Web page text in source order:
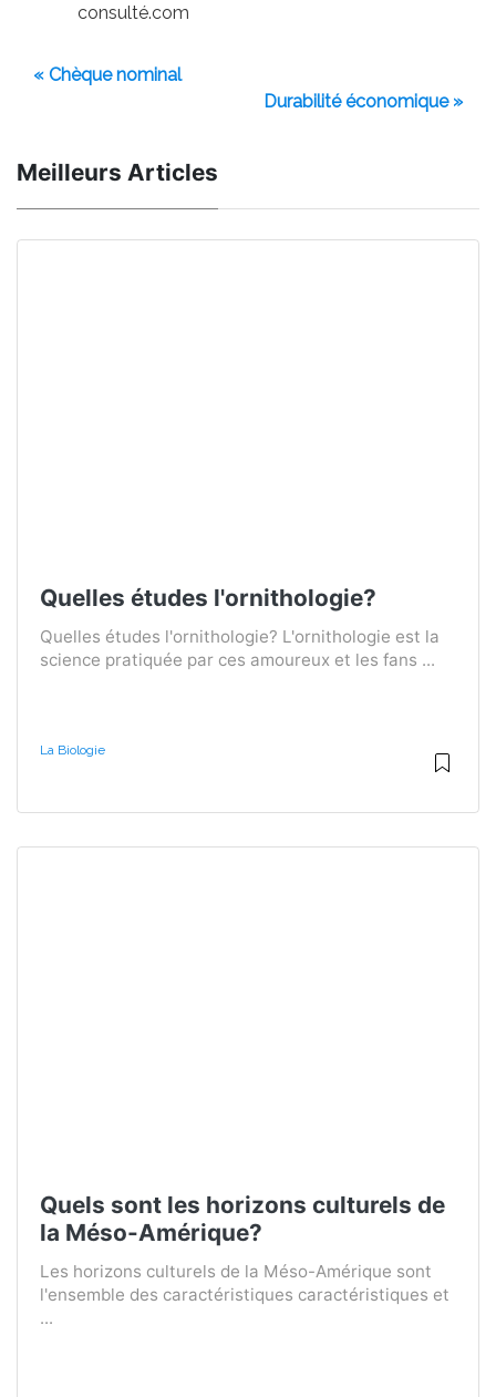
consulté.com
« Chèque nominal
Durabilité économique »
Meilleurs Articles
Quelles études l'ornithologie?
Quelles études l'ornithologie? L'ornithologie est la
science pratiquée par ces amoureux et les fans ...
La Biologie
Quels sont les horizons culturels de
la Méso-Amérique?
Les horizons culturels de la Méso-Amérique sont
l'ensemble des caractéristiques caractéristiques et
...